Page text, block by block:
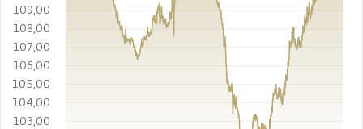
103,00
104,00
105,00
106,00
107,00
108,00
109,00